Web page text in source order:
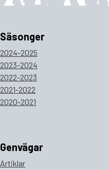
Säsonger
2024-2025
2023-2024
2022-2023
2021-2022
2020-2021
Genvägar
Artiklar